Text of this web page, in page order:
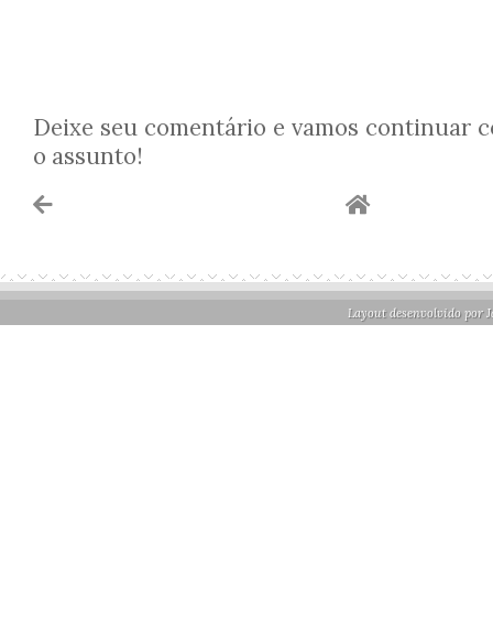
Deixe seu comentário e vamos continuar
o assunto!
Layout desenvolvido por